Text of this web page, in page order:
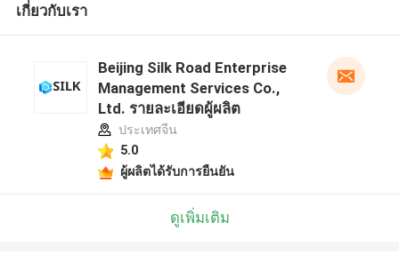
เกี่ยวกับเรา
Beijing Silk Road Enterprise
Management Services Co.,
Ltd. รายละเอียดผู้ผลิต
ประเทศจีน
5.0
ผู้ผลิตได้รับการยืนยัน
ดูเพิ่มเติม